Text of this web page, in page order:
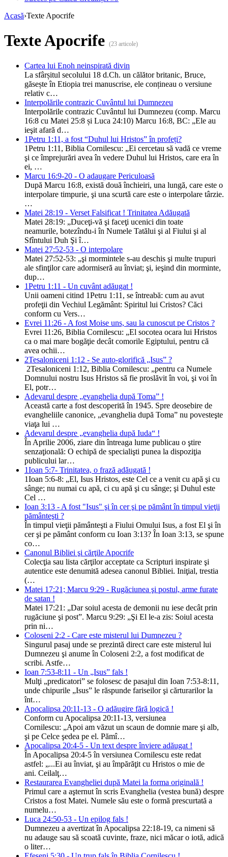
Acasă›Texte Apocrife
Texte Apocrife (23 articole)
Cartea lui Enoh neinspirată divin
La sfârșitul secolului 18 d.Ch. un călător britanic, Bruce,
găsește în Etiopia trei manuscrise, ele conțineau o versiune
relativ c…
Interpolările contrazic Cuvântul lui Dumnezeu
Interpolările contrazic Cuvântul lui Dumnezeu (comp. Marcu
16:8 cu Matei 25:8 și Luca 24:10) Marcu 16:8, BC: „Ele au
ieşit afară d…
1Petru 1:11, a fost “Duhul lui Hristos” în profeți?
1Petru 1:11, Biblia Cornilescu: „Ei cercetau să vadă ce vreme
şi ce împrejurări avea în vedere Duhul lui Hristos, care era în
ei, …
Marcu 16:9-20 - O adaugare Periculoasă
După Marcu 16:8, există două închieiri, una lungă, care este o
interpolare timpurie, şi una scurtă care este o interpolare târzie.
…
Matei 28:19 - Verset Falsificat ! Trinitatea Adăugată
Matei 28:19: „Duceţi-vă şi faceţi ucenici din toate
neamurile, botezîndu-i în Numele Tatălui şi al Fiului şi al
Sfîntului Duh Şi î…
Matei 27:52-53 - O interpolare
Matei 27:52-53: „şi mormintele s-au deschis şi multe trupuri
ale sfinţilor care adormiseră au înviat; şi, ieşind din morminte,
dup…
1Petru 1:11 - Un cuvânt adăugat !
Unii oameni citind 1Petru 1:11, se întreabă: cum au avut
profeţii din Vechiul Legământ: Spiritul lui Cristos? Căci
conform cu Vers…
Evrei 11:26 - A fost Moise uns, sau la cunoscut pe Cristos ?
Evrei 11:26, Biblia Cornilescu: „El socotea ocara lui Hristos
ca o mai mare bogăţie decât comorile Egiptului, pentru că
avea ochii…
2Tesaloniceni 1:12 - Se auto-glorifică „Isus” ?
2Tesaloniceni 1:12, Biblia Cornilescu: „pentru ca Numele
Domnului nostru Isus Hristos să fie proslăvit în voi, şi voi în
El, potr…
Adevarul despre „evanghelia după Toma” !
Această carte a fost descoperită în 1945. Spre deosebire de
evangheliile canonice, „evanghelia după Toma” nu povesteşte
viaţa lui …
Adevarul despre „evanghelia după Iuda“ !
În Aprilie 2006, ziare din întreaga lume publicau o ştire
senzaţională: O echipă de specialişti punea la dispoziţia
publicului lar…
1Ioan 5:7- Trinitatea, o frază adăugată !
1Ioan 5:6-8: „El, Isus Hristos, este Cel ce a venit cu apă şi cu
sânge; nu numai cu apă, ci cu apă şi cu sânge; şi Duhul este
Cel …
Ioan 3:13 - A fost "Isus" şi în cer şi pe pământ în timpul vieţii
pământeşti ?
În timpul vieţii pământeşti a Fiului Omului Isus, a fost El şi în
cer şi pe pământ conform cu Ioan 3:13? În Ioan 3:13, se spune
co…
Canonul Bibliei şi cărţile Apocrife
Colecţia sau lista cărţilor acceptate ca Scripturi inspirate şi
autentice este denumită adesea canonul Bibliei. Iniţial, trestia
(…
Matei 17:21; Marcu 9:29 - Rugăciunea şi postul, arme furate
de satan !
Matei 17:21: „Dar soiul acesta de demonii nu iese decât prin
rugăciune şi post”. Marcu 9:29: „Şi El le-a zis: Soiul acesta
prin ni…
Coloseni 2:2 - Care este misterul lui Dumnezeu ?
Singurul pasaj unde se prezintă direct care este misterul lui
Dumnezeu şi anume în Coloseni 2:2, a fost modificat de
scribi. Astfe…
Ioan 7:53-8:11 - Un „Isus” fals !
Mulţi „predicatori” se folosesc de pasajul din Ioan 7:53-8:11,
unde chipurile „Isus” le răspunde fariseilor şi cărturarilor la
înt…
Apocalipsa 20:11-13 - O adăugire fără logică !
Conform cu Apocalipsa 20:11-13, versiunea
Cornilescu: „Apoi am văzut un scaun de domnie mare şi alb,
şi pe Celce şedea pe el. Pămî…
Apocalipsa 20:4-5 - Un text despre înviere adăugat !
În Apocalipsa 20:4-5 în versiunea Cornilescu este redat
astfel: „...Ei au înviat, şi au împărăţit cu Hristos o mie de
ani. Ceilalţ…
Restaurarea Evangheliei după Matei la forma originală !
Primul care a aşternut în scris Evanghelia (vestea bună) despre
Cristos a fost Matei. Numele său este o formă prescurtată a
numelu…
Luca 24:50-53 - Un epilog fals !
Dumnezeu a avertizat în Apocalipsa 22:18-19, ca nimeni să
nu adauge sau să scoată cuvinte, fraze, nici măcar o iotă, adică
o liter…